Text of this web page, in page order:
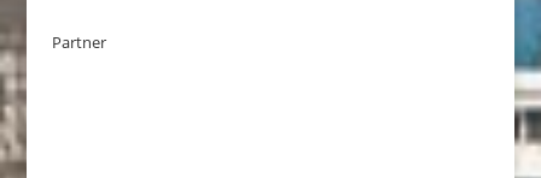
Partner